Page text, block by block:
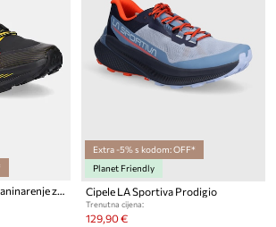
Extra -5% s kodom: OFF*
Planet Friendly
Cipele LA Sportiva Prodigio
Trenutna cijena:
129,90 €